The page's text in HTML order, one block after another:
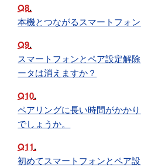
Q8
本機とつながるスマートフォ
Q9
スマートフォンとペア設定解
ータは消えますか？
Q10
ペアリングに長い時間がかか
でしょうか。
Q11
初めてスマートフォンとペア